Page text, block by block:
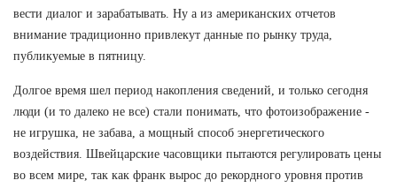
вести диалог и зарабатывать. Ну а из американских отчетов
внимание традиционно привлекут данные по рынку труда,
публикуемые в пятницу.
Долгое время шел период накопления сведений, и только сегодня
люди (и то далеко не все) стали понимать, что фотоизображение -
не игрушка, не забава, а мощный способ энергетического
воздействия. Швейцарские часовщики пытаются регулировать цены
во всем мире, так как франк вырос до рекордного уровня против